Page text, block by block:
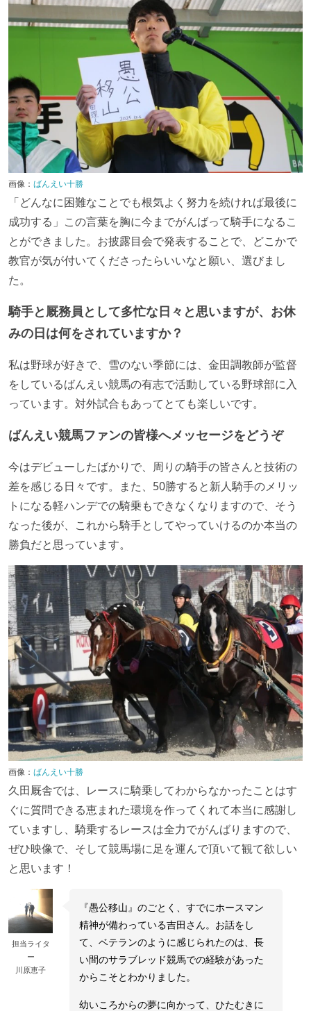
画像： ばんえい十勝
「どんなに困難なことでも根気よく努力を続ければ最後に
成功する」この言葉を胸に今までがんばって騎手になるこ
とができました。お披露目会で発表することで、どこかで
教官が気が付いてくださったらいいなと願い、選びまし
た。
騎手と厩務員として多忙な日々と思いますが、お休
みの日は何をされていますか？
私は野球が好きで、雪のない季節には、金田調教師が監督
をしているばんえい競馬の有志で活動している野球部に入
っています。対外試合もあってとても楽しいです。
ばんえい競馬ファンの皆様へメッセージをどうぞ
今はデビューしたばかりで、周りの騎手の皆さんと技術の
差を感じる日々です。また、50勝すると新人騎手のメリッ
トになる軽ハンデでの騎乗もできなくなりますので、そう
なった後が、これから騎手としてやっていけるのか本当の
勝負だと思っています。
画像： ばんえい十勝
久田厩舎では、レースに騎乗してわからなかったことはす
ぐに質問できる恵まれた環境を作ってくれて本当に感謝し
ていますし、騎乗するレースは全力でがんばりますので、
ぜひ映像で、そして競馬場に足を運んで頂いて観て欲しい
と思います！
担当ライタ
ー
川原恵子
『愚公移山』のごとく、すでにホースマン
精神が備わっている吉田さん。お話をし
て、ベテランのように感じられたのは、長
い間のサラブレッド競馬での経験があった
からこそとわかりました。
幼いころからの夢に向かって、ひたむきに